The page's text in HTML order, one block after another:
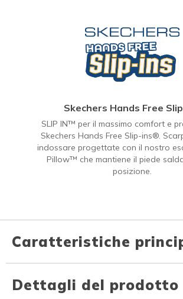
Skechers Hands Free
SLIP IN™ per il massimo comfort e
Skechers Hands Free Slip-ins®.
indossare progettate con il nostro
Pillow™ che mantiene il piede
posizione.
Caratteristiche
Dettagli del prodotto